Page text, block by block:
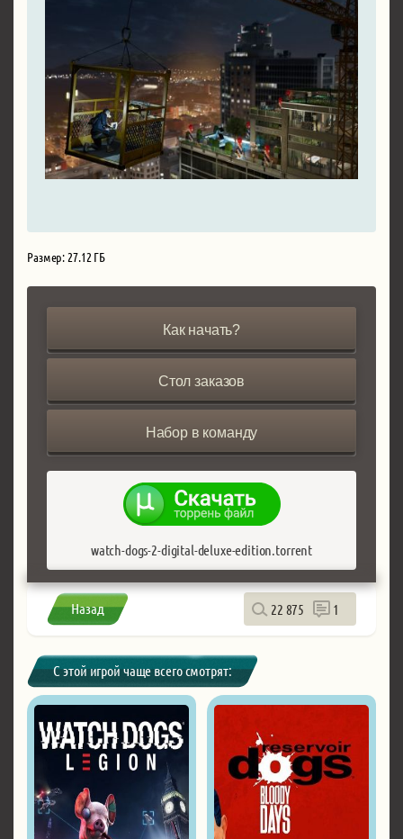
Размер: 27.12 ГБ
Как начать?
Стол заказов
Набор в команду
watch-dogs-2-digital-deluxe-edition.torrent
Назад 22 875 1
С этой игрой чаще всего смотрят: